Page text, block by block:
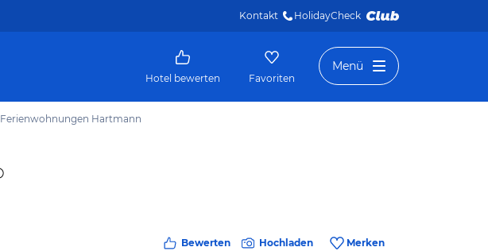
Kontakt HolidayCheck
Hotel bewerten Favoriten
Menü
Ferienwohnungen Hartmann
Bewerten Hochladen Merken